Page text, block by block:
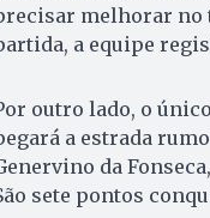
melhorar no
a equipe
outro lado, o
a estrada
da
sete pontos